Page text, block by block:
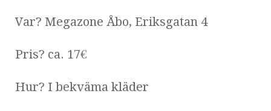
Var? Megazone Åbo, Eriksgatan 4
Pris? ca. 17€
Hur? I bekväma kläder